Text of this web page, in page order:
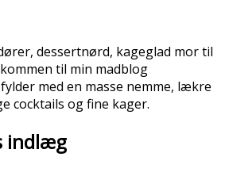
dessertnørd, kageglad mor til
til min madblog
med en masse nemme, lækre
cocktails og fine kager.
indlæg